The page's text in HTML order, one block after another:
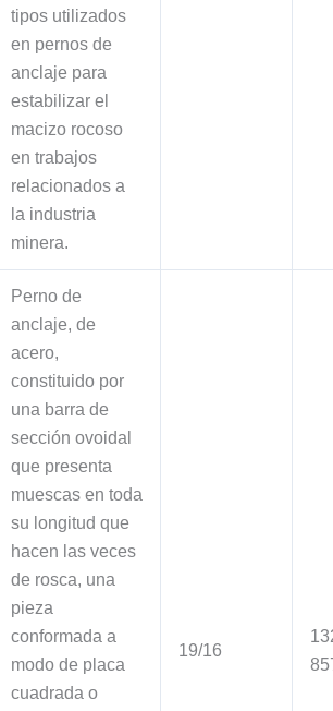
tipos utilizados
en pernos de
anclaje para
estabilizar el
macizo rocoso
en trabajos
relacionados a
la industria
minera.
Perno de
anclaje, de
acero,
constituido por
una barra de
sección ovoidal
que presenta
muescas en toda
su longitud que
hacen las veces
de rosca, una
pieza
conformada a
modo de placa
cuadrada o
19/16